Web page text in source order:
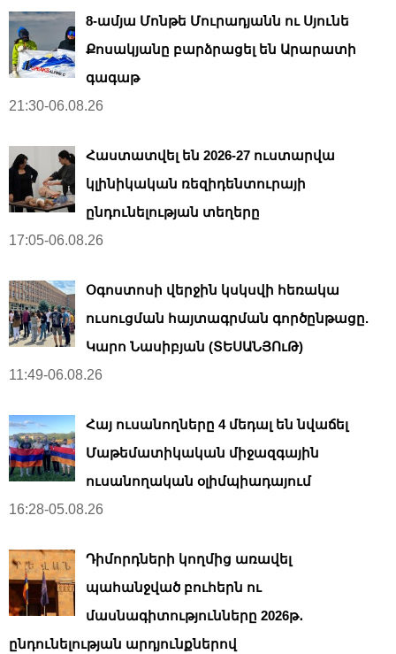
8-ամյա Մոնթե Մուրադյանն ու Սյունե
Քոսակյանը բարձրացել են Արարատի
գագաթ
21:30-06.08.26
Հաստատվել են 2026-27 ուստարվա
կլինիկական ռեզիդենտուրայի
ընդունելության տեղերը
17:05-06.08.26
Օգոստոսի վերջին կսկսվի հեռակա
ուսուցման հայտագրման գործընթացը.
Կարո Նասիբյան (ՏԵՍԱՆՅՈւԹ)
11:49-06.08.26
Հայ ուսանողները 4 մեդալ են նվաճել
Մաթեմատիկական միջազգային
ուսանողական օլիմպիադայում
16:28-05.08.26
Դիմորդների կողմից առավել
պահանջված բուհերն ու
մասնագիտությունները 2026թ․
ընդունելության արդյունքներով